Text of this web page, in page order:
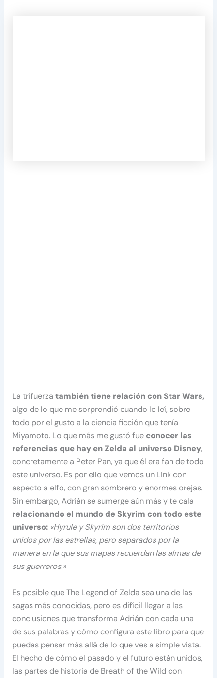
La trifuerza también tiene relación con Star Wars,
algo de lo que me sorprendió cuando lo leí, sobre
todo por el gusto a la ciencia ficción que tenía
Miyamoto. Lo que más me gustó fue conocer las
referencias que hay en Zelda al universo Disney,
concretamente a Peter Pan, ya que él era fan de todo
este universo. Es por ello que vemos un Link con
aspecto a elfo, con gran sombrero y enormes orejas.
Sin embargo, Adrián se sumerge aún más y te cala
relacionando el mundo de Skyrim con todo este
universo: «Hyrule y Skyrim son dos territorios
unidos por las estrellas, pero separados por la
manera en la que sus mapas recuerdan las almas de
sus guerreros.»
Es posible que The Legend of Zelda sea una de las
sagas más conocidas, pero es difícil llegar a las
conclusiones que transforma Adrián con cada una
de sus palabras y cómo configura este libro para que
puedas pensar más allá de lo que ves a simple vista.
El hecho de cómo el pasado y el futuro están unidos,
las partes de historia de Breath of the Wild con